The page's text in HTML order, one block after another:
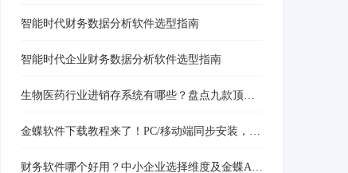
智能时代财务数据分析软件选型指南
智能时代企业财务数据分析软件选型指南
生物医药行业进销存系统有哪些？盘点九款顶级
金蝶软件下载教程来了！PC/移动端同步安装，异
财务软件哪个好用？中小企业选择维度及金蝶AI